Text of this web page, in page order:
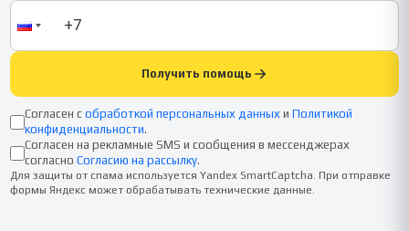
Получить помощь
Согласен с обработкой персональных данных и Политикой
конфиденциальности.
Согласен на рекламные SMS и сообщения в мессенджерах
согласно Согласию на рассылку.
Для защиты от спама используется Yandex SmartCaptcha. При отправке
формы Яндекс может обрабатывать технические данные.